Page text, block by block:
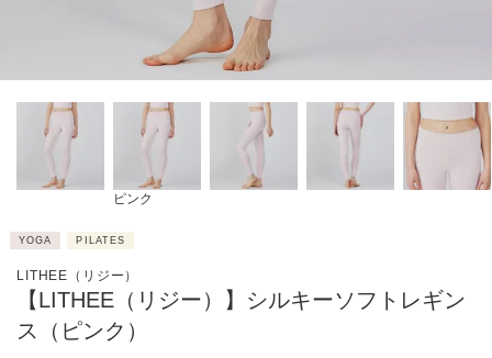
ピンク
YOGA PILATES
LITHEE（リジー）
【LITHEE（リジー）】シルキーソフトレギン
ス（ピンク）